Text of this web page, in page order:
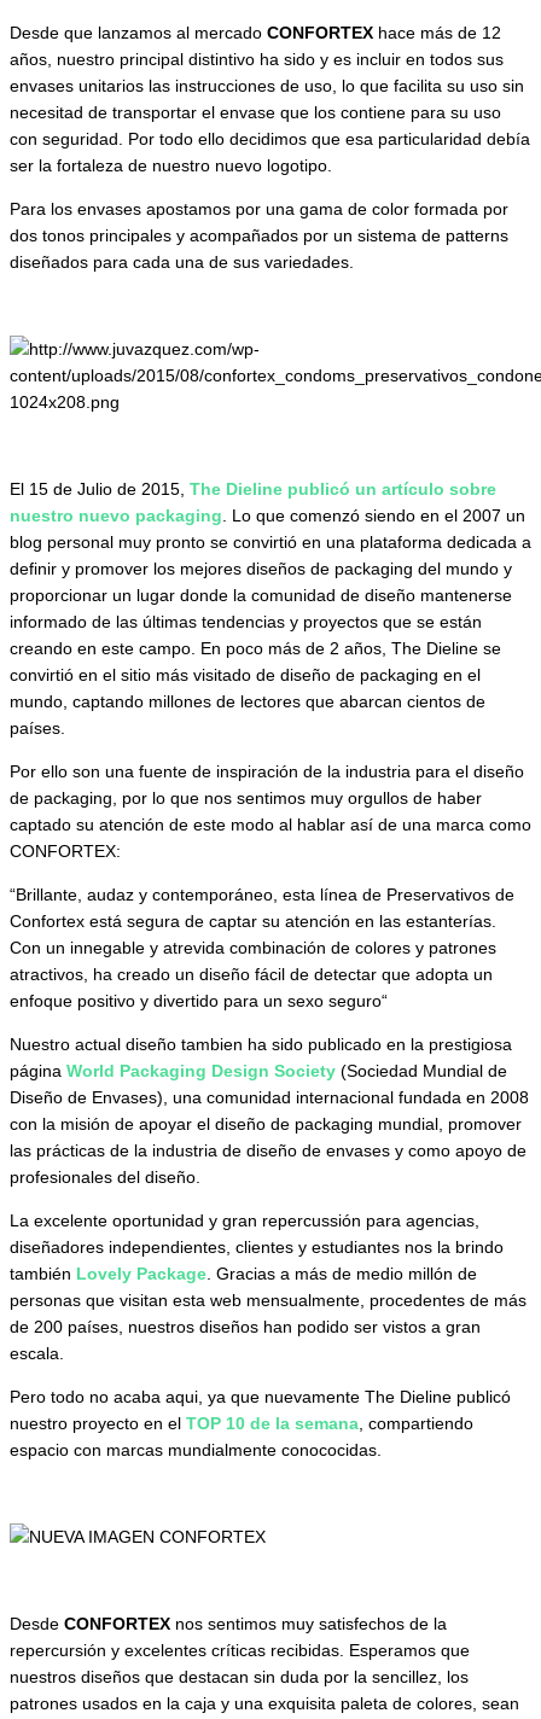
Desde que lanzamos al mercado CONFORTEX hace más de 12
años, nuestro principal distintivo ha sido y es incluir en todos sus
envases unitarios las instrucciones de uso, lo que facilita su uso sin
necesitad de transportar el envase que los contiene para su uso
con seguridad. Por todo ello decidimos que esa particularidad debía
ser la fortaleza de nuestro nuevo logotipo.
Para los envases apostamos por una gama de color formada por
dos tonos principales y acompañados por un sistema de patterns
diseñados para cada una de sus variedades.
El 15 de Julio de 2015, The Dieline publicó un artículo sobre
nuestro nuevo packaging . Lo que comenzó siendo en el 2007 un
blog personal muy pronto se convirtió en una plataforma dedicada a
definir y promover los mejores diseños de packaging del mundo y
proporcionar un lugar donde la comunidad de diseño mantenerse
informado de las últimas tendencias y proyectos que se están
creando en este campo. En poco más de 2 años, The Dieline se
convirtió en el sitio más visitado de diseño de packaging en el
mundo, captando millones de lectores que abarcan cientos de
países.
Por ello son una fuente de inspiración de la industria para el diseño
de packaging, por lo que nos sentimos muy orgullos de haber
captado su atención de este modo al hablar así de una marca como
CONFORTEX:
“Brillante, audaz y contemporáneo, esta línea de Preservativos de
Confortex está segura de captar su atención en las estanterías.
Con un innegable y atrevida combinación de colores y patrones
atractivos, ha creado un diseño fácil de detectar que adopta un
enfoque positivo y divertido para un sexo seguro“
Nuestro actual diseño tambien ha sido publicado en la prestigiosa
página World Packaging Design Society (Sociedad Mundial de
Diseño de Envases), una comunidad internacional fundada en 2008
con la misión de apoyar el diseño de packaging mundial, promover
las prácticas de la industria de diseño de envases y como apoyo de
profesionales del diseño.
La excelente oportunidad y gran repercussión para agencias,
diseñadores independientes, clientes y estudiantes nos la brindo
también Lovely Package . Gracias a más de medio millón de
personas que visitan esta web mensualmente, procedentes de más
de 200 países, nuestros diseños han podido ser vistos a gran
escala.
Pero todo no acaba aqui, ya que nuevamente The Dieline publicó
nuestro proyecto en el TOP 10 de la semana , compartiendo
espacio con marcas mundialmente conococidas.
Desde CONFORTEX nos sentimos muy satisfechos de la
repercursión y excelentes críticas recibidas. Esperamos que
nuestros diseños que destacan sin duda por la sencillez, los
patrones usados en la caja y una exquisita paleta de colores, sean